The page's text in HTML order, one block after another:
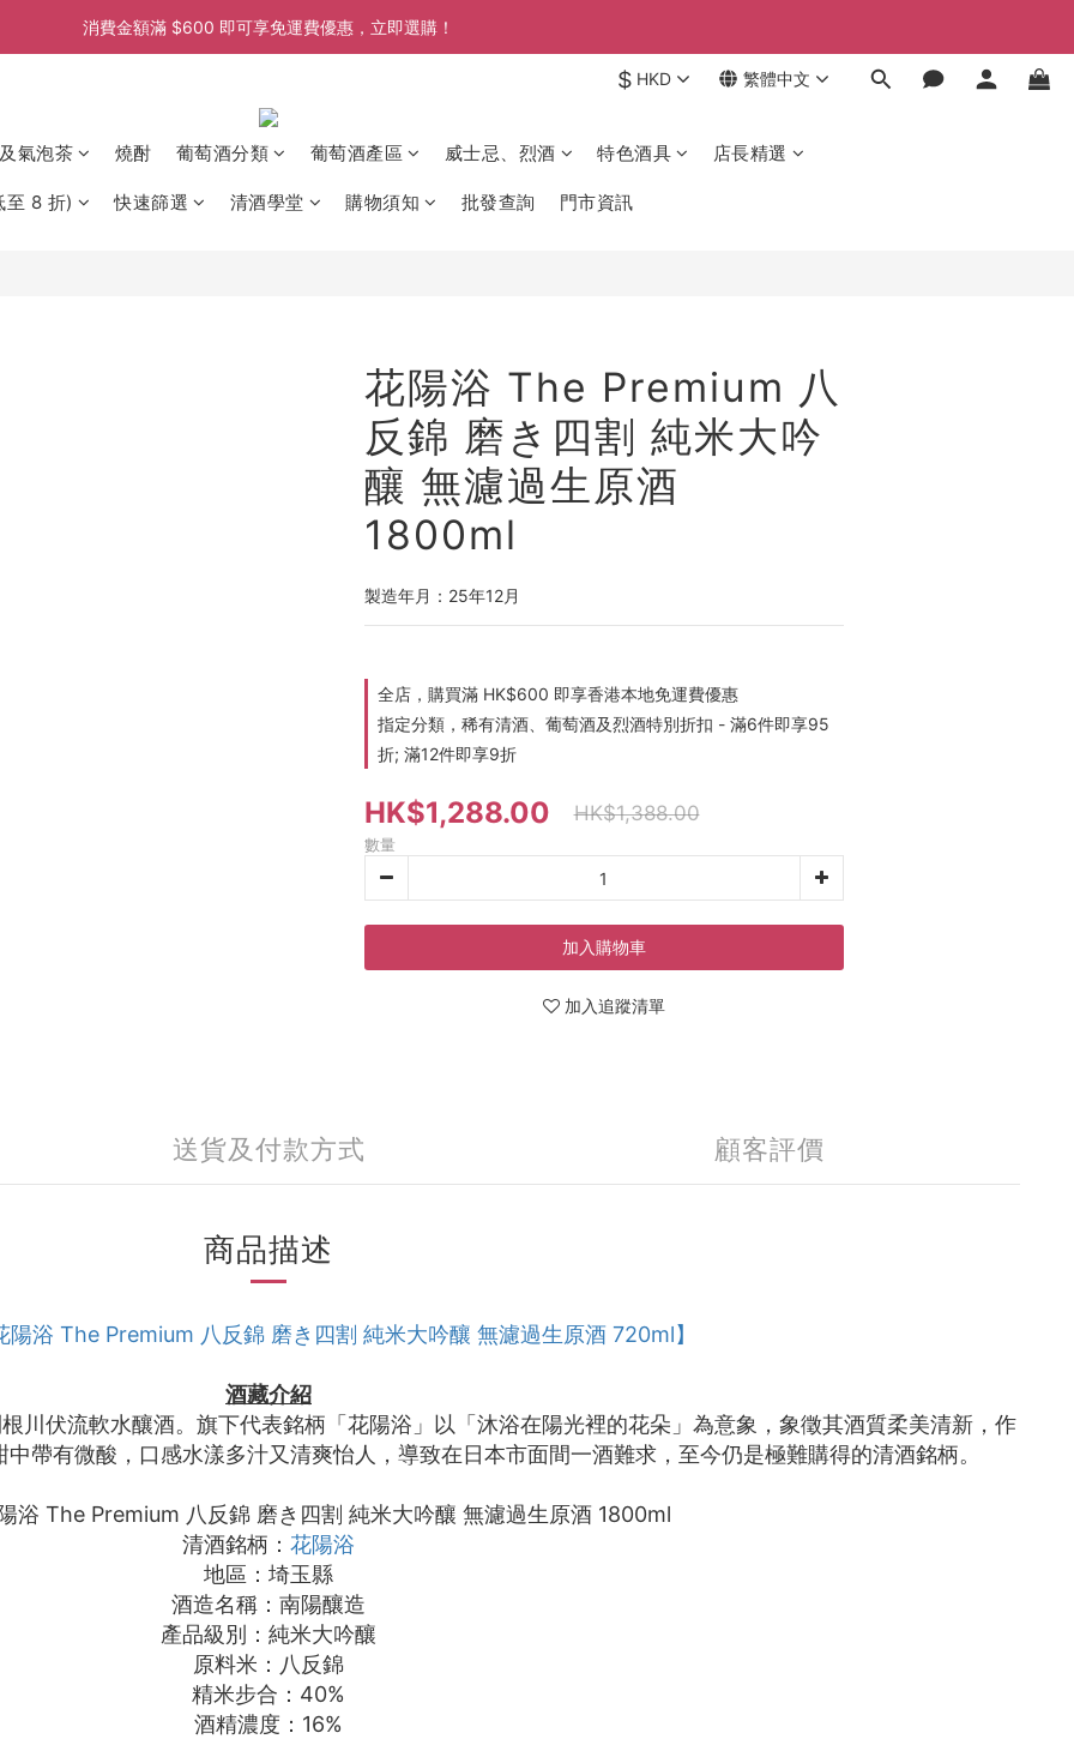
消費金額滿 $600 即可享免運費優惠，立即選購！
消費金額滿 $600 即可享免運費優惠，立即選購！
$ HKD 繁體中文
氣泡茶 燒酎 葡萄酒分類 葡萄酒產區 威士忌、烈酒 特色酒具 店長精選
至 8 折) 快速篩選 清酒學堂 購物須知 批發查詢 門市資訊
花陽浴 The Premium 八
反錦 磨き四割 純米大吟
釀 無濾過生原酒
1800ml
製造年月：25年12月
全店，購買滿 HK$600 即享香港本地免運費優惠
指定分類，稀有清酒、葡萄酒及烈酒特別折扣 - 滿6件即享95
折; 滿12件即享9折
HK$1,288.00 HK$1,388.00
數量
加入購物車
加入追蹤清單
送貨及付款方式 顧客評價
商品描述
浴 The Premium 八反錦 磨き四割 純米大吟釀 無濾過生原酒 720ml】
酒藏介紹
川伏流軟水釀酒。旗下代表銘柄「花陽浴」以「沐浴在陽光裡的花朵」為意象，象徵其酒質柔美清新，作
帶有微酸，口感水漾多汁又清爽怡人，導致在日本市面間一酒難求，至今仍是極難購得的清酒銘柄。
浴 The Premium 八反錦 磨き四割 純米大吟釀 無濾過生原酒 1800ml
清酒銘柄： 花陽浴
地區：埼玉縣
酒造名稱：南陽釀造
產品級別：純米大吟釀
原料米：八反錦
精米步合：40%
酒精濃度：16%